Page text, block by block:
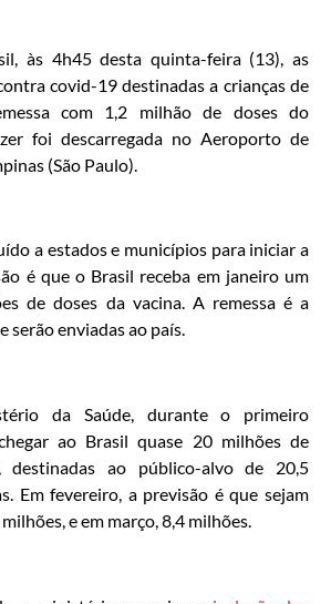
às 4h45 desta quinta-feira (13), as
covid-19 destinadas a crianças de
com 1,2 milhão de doses do
foi descarregada no Aeroporto de
(São Paulo).
a estados e municípios para iniciar a
é que o Brasil receba em janeiro um
de doses da vacina. A remessa é a
serão enviadas ao país.
da Saúde, durante o primeiro
ao Brasil quase 20 milhões de
destinadas ao público-alvo de 20,5
Em fevereiro, a previsão é que sejam
e em março, 8,4 milhões.